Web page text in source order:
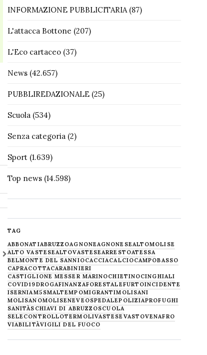
INFORMAZIONE PUBBLICITARIA(87)
L'attacca Bottone (207)
L'Eco cartaceo(37)
News(42.657)
PUBBLIREDAZIONALE(25)
Scuola(534)
Senza categoria(2)
Sport(1.639)
Top news(14.598)
TAG
ABBONATIABRUZZOAGNONEAGNONESEALTOMOLISE
ALTO VASTESEALTOVASTESEARRESTOATESSA
BELMONTE DEL SANNIOCACCIACALCIOCAMPOBASSO
CAPRACOTTACARABINIERI
CASTIGLIONE MESSER MARINOCHIETINOCINGHIALI
COVID19DROGAFINANZAFORESTALEFURTOINCIDENTE
ISERNIAM5SMALTEMPOMIGRANTIMOLISANI
MOLISANOMOLISENEVE OSPEDALEPOLIZIAPROFUGHI
SANITÀSCHIAVI DI ABRUZZOSCUOLA
SELECONTROLLOTERMOLIVASTESE VASTOVENAFRO
VIABILITÀVIGILI DEL FUOCO